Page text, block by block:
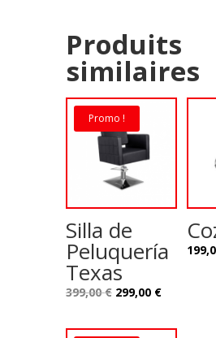
Produits
similaires
Promo !
Silla de
Peluquería
Texas
399,00€ Le
initial
299,00 €Le
actuel